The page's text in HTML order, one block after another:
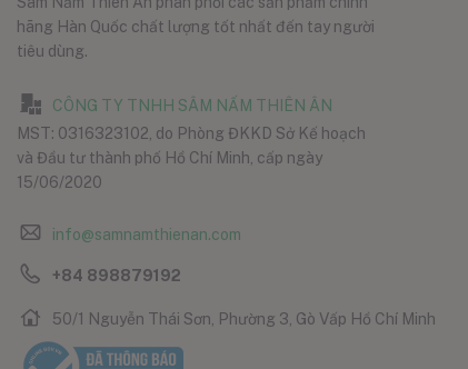
hãng Hàn Quốc chất lượng tốt nhất đến tay người
tiêu dùng.
CÔNG TY TNHH SÂM NẤM THIÊN ÂN
MST: 0316323102, do Phòng ĐKKD Sở Kế hoạch
và Đầu tư thành phố Hồ Chí Minh, cấp ngày
15/06/2020
info@samnamthienan.com
+84 898879192
50/1 Nguyễn Thái Sơn, Phường 3, Gò Vấp Hồ Chí Minh